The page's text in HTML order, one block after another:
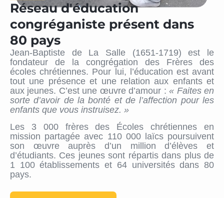
Réseau d'éducation
congréganiste présent dans
80 pays
Jean-Baptiste de La Salle (1651-1719) est le
fondateur de la congrégation des Frères des
écoles chrétiennes. Pour lui, l’éducation est avant
tout une présence et une relation aux enfants et
aux jeunes. C’est une œuvre d’amour :« Faites en
sorte d’avoir de la bonté et de l’affection pour les
enfants que vous instruisez. »
Les 3 000 frères des Écoles chrétiennes en
mission partagée avec 110 000 laïcs poursuivent
son œuvre auprès d’un million d’élèves et
d’étudiants. Ces jeunes sont répartis dans plus de
1 100 établissements et 64 universités dans 80
pays.